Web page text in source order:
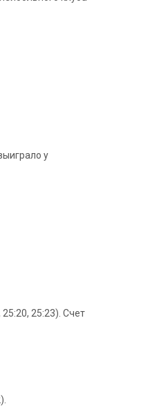
у
25:23). Счет